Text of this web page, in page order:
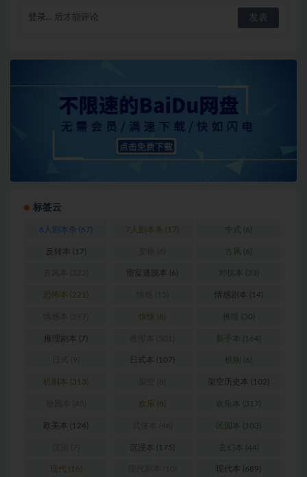
登录... 后才能评论
标签云
6人剧本杀 (67) 7人剧本杀 (17) 中式 (6)
反转本 (17) 古风 (6)
密室逃脱本 (6) 对抗本 (33)
恐怖本 (221) 情感剧本 (14)
惊悚 (8) 推理 (30)
推理剧本 (7) 新手本 (164)
日式本 (107) 机制 (6)
机制本 (313) 架空历史本 (102)
欢乐 (8) 欢乐本 (317)
欧美本 (124) 民国本 (103)
沉浸本 (175) 玄幻本 (44)
现代 (16) 现代本 (689)